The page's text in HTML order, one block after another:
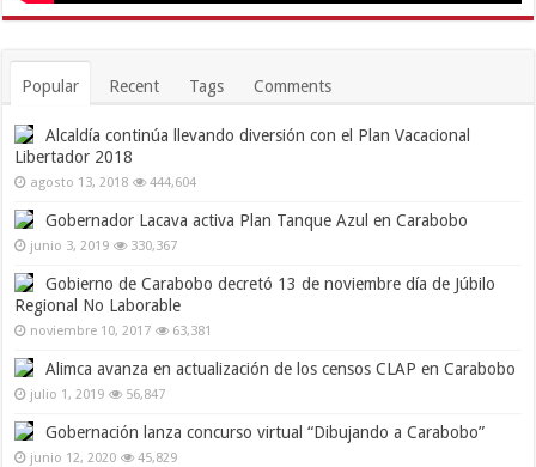
Popular Recent Tags Comments
Alcaldía continúa llevando diversión con el Plan Vacacional
Libertador 2018
agosto 13, 2018 444,604
Gobernador Lacava activa Plan Tanque Azul en Carabobo
junio 3, 2019 330,367
Gobierno de Carabobo decretó 13 de noviembre día de Júbilo
Regional No Laborable
noviembre 10, 2017 63,381
Alimca avanza en actualización de los censos CLAP en Carabobo
julio 1, 2019 56,847
Gobernación lanza concurso virtual “Dibujando a Carabobo”
junio 12, 2020 45,829